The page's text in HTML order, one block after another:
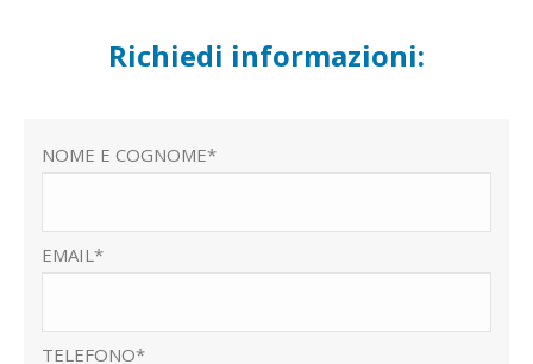
Richiedi informazioni:
NOME E COGNOME*
EMAIL*
TELEFONO*